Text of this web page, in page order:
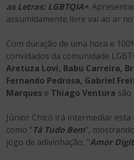
as Letras: LGBTQIA+.
assumidamente livre vai ao ar
Com duração de uma hora e
convidados da comunidade
Aretuza Lovi, Babu Carreira,
Fernando Pedrosa, Gabriel
Marques e Thiago Ventura são
Júnior Chicó irá intermediar
como “Tá Tudo Bem“,
jogo de adivinhação, “Amor